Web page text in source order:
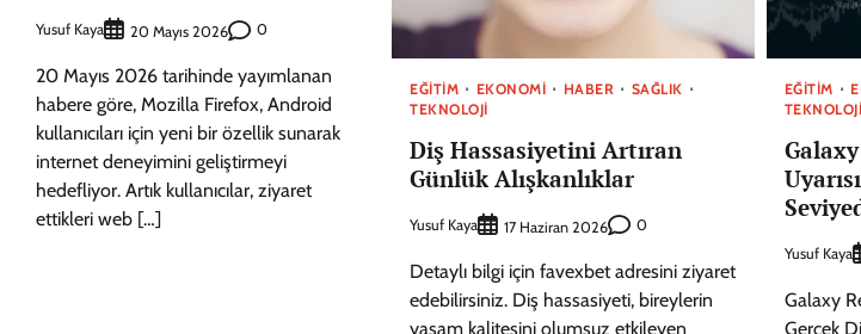
Yusuf Kaya 20 Mayıs 2026 0
20 Mayıs 2026 tarihinde yayımlanan
habere göre, Mozilla Firefox, Android
kullanıcıları için yeni bir özellik sunarak
internet deneyimini geliştirmeyi
hedefliyor. Artık kullanıcılar, ziyaret
ettikleri web […]
EĞITIM EKONOMI HABER
SAĞLIK
TEKNOLOJI
Diş Hassasiyetini Artıran
Günlük Alışkanlıklar
Yusuf Kaya 17 Haziran 2026 0
Detaylı bilgi için favexbet adresini ziyaret
edebilirsiniz. Diş hassasiyeti, bireylerin
yaşam kalitesini olumsuz etkileyen
EĞITIM
TEKNOLOJI
Yusuf Kaya
Galaxy
Gerçek